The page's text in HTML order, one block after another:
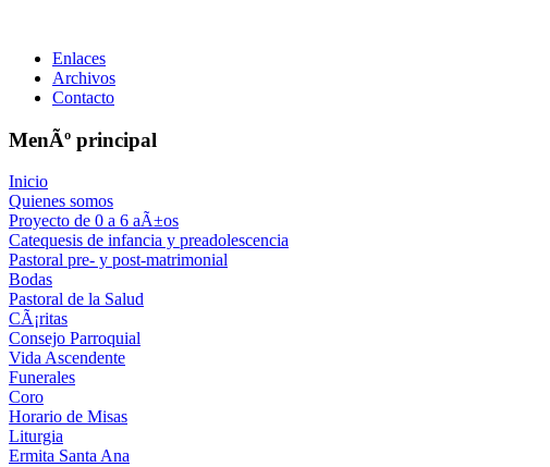
Enlaces
Archivos
Contacto
MenÃº principal
Inicio
Quienes somos
Proyecto de 0 a 6 aÃ±os
Catequesis de infancia y preadolescencia
Pastoral pre- y post-matrimonial
Bodas
Pastoral de la Salud
CÃ¡ritas
Consejo Parroquial
Vida Ascendente
Funerales
Coro
Horario de Misas
Liturgia
Ermita Santa Ana